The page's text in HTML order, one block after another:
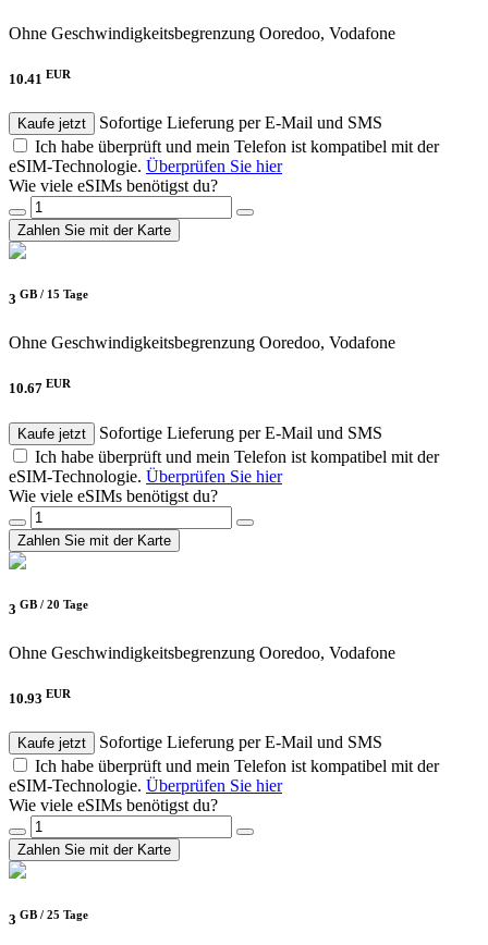
Ohne Geschwindigkeitsbegrenzung Ooredoo, Vodafone
10.41 EUR
Kaufe jetzt
Sofortige Lieferung per E-Mail und SMS
Ich habe überprüft und mein Telefon ist kompatibel mit der
eSIM-Technologie. Überprüfen Sie hier
Wie viele eSIMs benötigst du?
Zahlen Sie mit der Karte
3 GB / 15 Tage
Ohne Geschwindigkeitsbegrenzung Ooredoo, Vodafone
10.67 EUR
Kaufe jetzt
Sofortige Lieferung per E-Mail und SMS
Ich habe überprüft und mein Telefon ist kompatibel mit der
eSIM-Technologie. Überprüfen Sie hier
Wie viele eSIMs benötigst du?
Zahlen Sie mit der Karte
3 GB / 20 Tage
Ohne Geschwindigkeitsbegrenzung Ooredoo, Vodafone
10.93 EUR
Kaufe jetzt
Sofortige Lieferung per E-Mail und SMS
Ich habe überprüft und mein Telefon ist kompatibel mit der
eSIM-Technologie. Überprüfen Sie hier
Wie viele eSIMs benötigst du?
Zahlen Sie mit der Karte
3 GB / 25 Tage